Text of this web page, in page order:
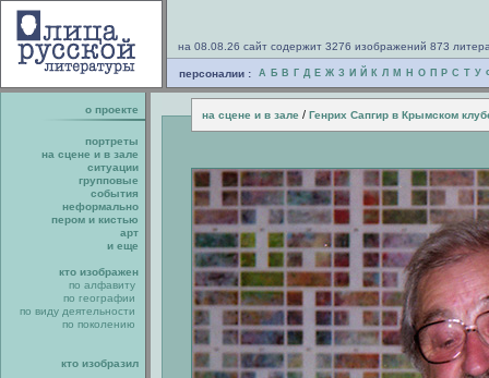
на 08.08.26 сайт содержит 3276 изображений 873
персоналии : А Б В Г Д Е Ж З И Й К Л М Н О П Р С Т У
о проекте на сцене и в зале / Генрих Сапгир в Крымском
портреты
на сцене и в зале
ситуации
групповые
события
неформально
пером и кистью
арт
и еще
кто изображен
по алфавиту
по географии
по виду деятельности
по поколению
кто изобразил